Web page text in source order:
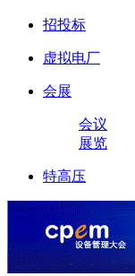
招投标
虚拟电厂
会展
会议
展览
特高压